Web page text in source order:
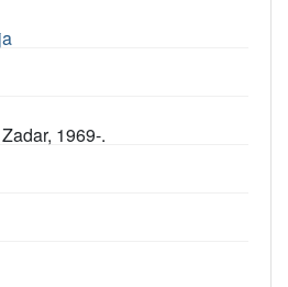
1969-.